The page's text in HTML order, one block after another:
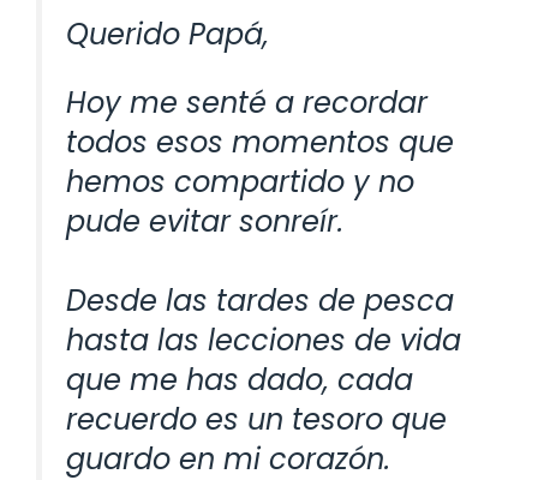
Querido Papá,
Hoy me senté a recordar
todos esos momentos que
hemos compartido y no
pude evitar sonreír.
Desde las tardes de pesca
hasta las lecciones de vida
que me has dado, cada
recuerdo es un tesoro que
guardo en mi corazón.